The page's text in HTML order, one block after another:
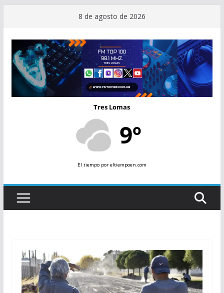
contenido
8 de agosto de 2026
Tres Lomas
9º
El tiempopor eltiempoen.com